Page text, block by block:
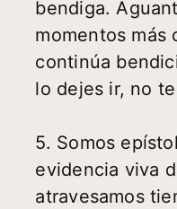
bendiga.
momentos más
continúa
lo dejes ir, no
5. Somos
evidencia viva
atravesamos